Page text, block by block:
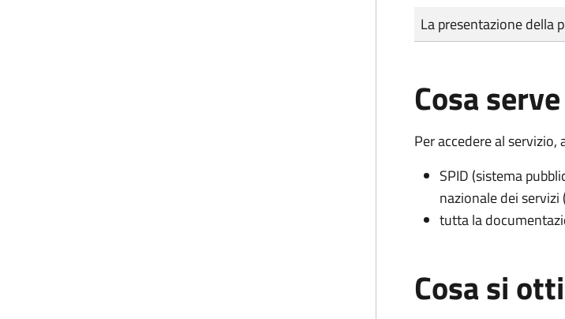
Tipo di pagamento
Importo
La presentazione della
Cosa serve
Per accedere al servizio,
SPID (sistema
nazionale dei servizi
tutta la
Cosa si